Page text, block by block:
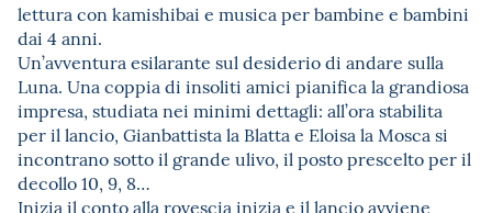
lettura con kamishibai e musica per bambine e bambini
dai 4 anni.
Un’avventura esilarante sul desiderio di andare sulla
Luna. Una coppia di insoliti amici pianifica la grandiosa
impresa, studiata nei minimi dettagli: all’ora stabilita
per il lancio, Gianbattista la Blatta e Eloisa la Mosca si
incontrano sotto il grande ulivo, il posto prescelto per il
decollo 10, 9, 8…
Inizia il conto alla rovescia inizia e il lancio avviene